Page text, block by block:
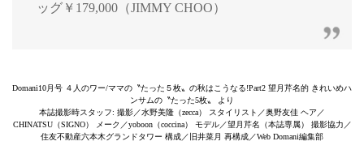
ッグ￥179,000（JIMMY CHOO）
Domani10月号 ４人のワー/ママの〝たった５枚〟の秋はこうなる!Part2 望月芹名的 きれいめハ
ンサムの〝たった5枚〟 より
本誌撮影時スタッフ: 撮影／水野美隆（zecca） スタイリスト／奥野友佳 ヘア／
CHINATSU（SIGNO） メーク／yoboon（coccina） モデル／望月芹名（本誌専属） 撮影協力／
住友不動産六本木グランドタワー 構成／旧井菜月 再構成／Web Domani編集部